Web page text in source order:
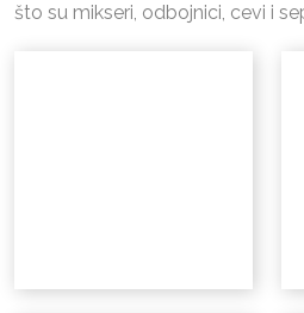
što su mikseri, odbojnici, cevi i